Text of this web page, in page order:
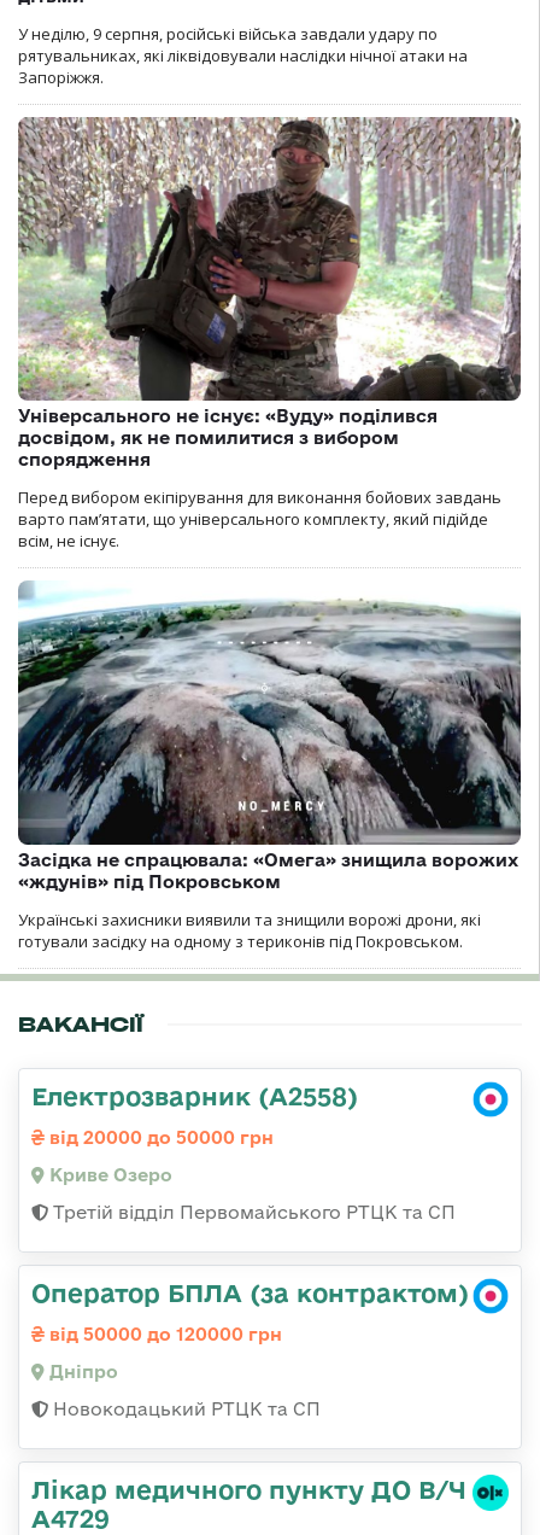
У неділю, 9 серпня, російські війська завдали удару по
рятувальниках, які ліквідовували наслідки нічної атаки на
Запоріжжя.
Універсального не існує: «Вуду» поділився
досвідом, як не помилитися з вибором
спорядження
Перед вибором екіпірування для виконання бойових завдань
варто пам’ятати, що універсального комплекту, який підійде
всім, не існує.
Засідка не спрацювала: «Омега» знищила ворожих
«ждунів» під Покровськом
Українські захисники виявили та знищили ворожі дрони, які
готували засідку на одному з териконів під Покровськом.
ВАКАНСІЇ
Електрозварник (А2558)
від 20000 до 50000 грн
Криве Озеро
Третій відділ Первомайського РТЦК та СП
Оператор БПЛА (за контрактом)
від 50000 до 120000 грн
Дніпро
Новокодацький РТЦК та СП
Лікар медичного пункту ДО В/Ч
А4729